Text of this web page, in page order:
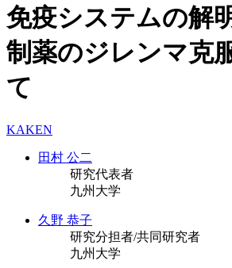
免疫システムの解
制薬のジレンマ克
て
KAKEN
田村 公二
研究代表者
九州大学
久野 恭子
研究分担者/共同研究者
九州大学